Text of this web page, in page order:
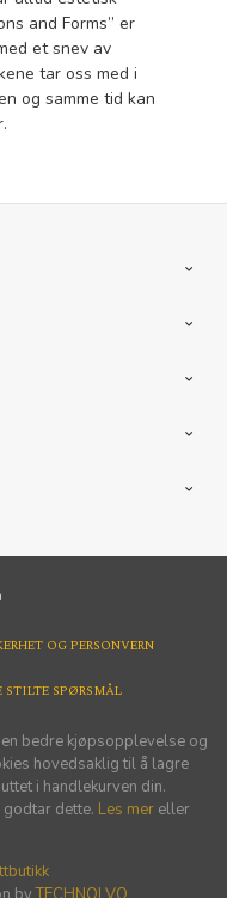
and Forms” er
et snev av
tar oss med i
og samme tid kan
OG PERSONVERN
STILTE SPØRSMÅL
bedre kjøpsopplevelse og
hovedsaklig til å lagre
i handlekurven din.
dette. Les mer eller